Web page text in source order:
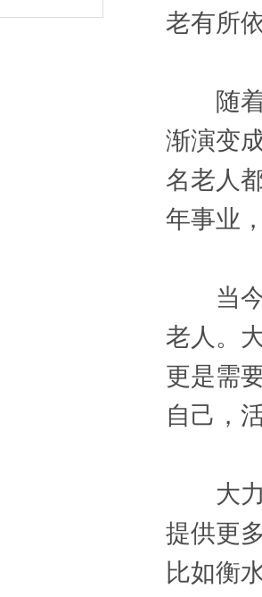
老有所
随着
渐演变
名老人
年事业
当今
老人。
更是需
自己，
大力
提供更
比如衡